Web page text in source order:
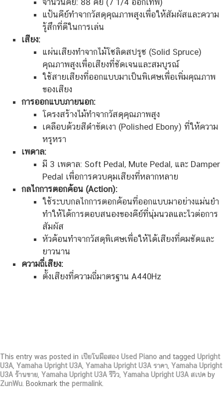
แป้นคีย์ทำจากวัสดุคุณภาพสูงเพื่อให้สัมผัสและความ
รู้สึกที่ดีในการเล่น
เสียง:
แผ่นเสียงทำจากไม้โซลิดสปรูซ (Solid Spruce)
คุณภาพสูงเพื่อเสียงที่ชัดเจนและสมบูรณ์
ใช้สายเสียงที่ออกแบบมาเป็นพิเศษเพื่อเพิ่มคุณภาพ
ของเสียง
การออกแบบภายนอก:
โครงสร้างไม้ทำจากวัสดุคุณภาพสูง
เคลือบด้วยสีดำขัดเงา (Polished Ebony) ที่ให้ความ
หรูหรา
เพดาล:
มี 3 เพดาล: Soft Pedal, Mute Pedal, และ Damper
Pedal เพื่อการควบคุมเสียงที่หลากหลาย
กลไกการตอกค้อน (Action):
ใช้ระบบกลไกการตอกค้อนที่ออกแบบมาอย่างแม่นยำ
ทำให้ได้การตอบสนองของคีย์ที่นุ่มนวลและไวต่อการ
สัมผัส
หัวค้อนทำจากวัสดุพิเศษเพื่อให้ได้เสียงที่คมชัดและ
ยาวนาน
ความถี่เสียง:
ตั้งเสียงที่ความถี่มาตรฐาน A440Hz
This entry was posted in เปียโนมือสอง Used Piano and tagged Upright
U3A, Yamaha Upright U3A, Yamaha Upright U3A ราคา, Yamaha Upright
U3A ร้านขาย, Yamaha Upright U3A รีวิว, Yamaha Upright U3A สเปค by
ZunWu. Bookmark the permalink.